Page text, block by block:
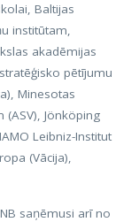
Baltijas
institūtam,
akadēmijas
pētījumu
Minesotas
Jönköping
Leibniz-Institut
(Vācija),
saņēmusi arī no